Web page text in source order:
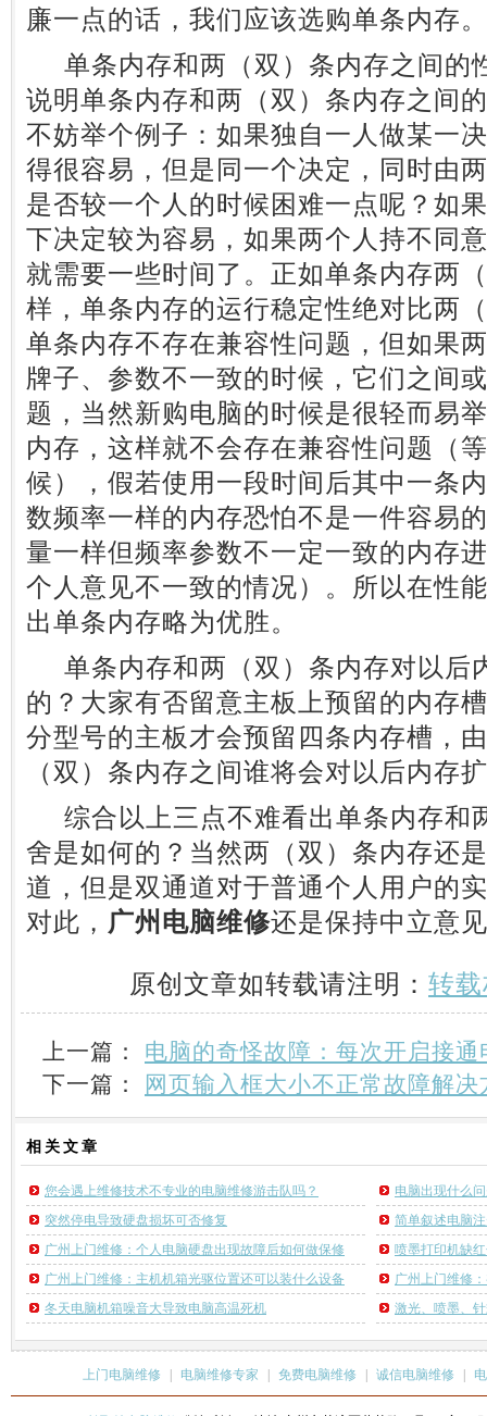
廉一点的话，我们应该选购单条内存。
单条内存和两（双）条内存之间的
说明单条内存和两（双）条内存之间
不妨举个例子：如果独自一人做某一
得很容易，但是同一个决定，同时由
是否较一个人的时候困难一点呢？如
下决定较为容易，如果两个人持不同
就需要一些时间了。正如单条内存两
样，单条内存的运行稳定性绝对比两
单条内存不存在兼容性问题，但如果
牌子、参数不一致的时候，它们之间
题，当然新购电脑的时候是很轻而易
内存，这样就不会存在兼容性问题（
候），假若使用一段时间后其中一条
数频率一样的内存恐怕不是一件容易
量一样但频率参数不一定一致的内存
个人意见不一致的情况）。所以在性
出单条内存略为优胜。
单条内存和两（双）条内存对以后
的？大家有否留意主板上预留的内存
分型号的主板才会预留四条内存槽，
（双）条内存之间谁将会对以后内存
综合以上三点不难看出单条内存和
舍是如何的？当然两（双）条内存
道，但是双通道对于普通个人用户的
对此， 广州电脑维修还是保持中立意
原创文章如转载请注明： 转
上一篇： 电脑的奇怪故障：每次开启接
下一篇：
网页输入框大小不正常故障解决
相关 文章
您会遇上维修技术不专业的电脑维修游击队吗？
电脑出现什么
突然停电导致硬盘损坏可否修复
简单叙述电脑
广州上门维修：个人电脑硬盘出现故障后如何做保修
喷墨打印机缺
广州上门维修：主机机箱光驱位置还可以装什么设备
广州上门维修
冬天电脑机箱噪音大导致电脑高温死机
激光、喷墨、
上门电脑维修 电脑维修专家 免费电脑维修 诚信电脑维修